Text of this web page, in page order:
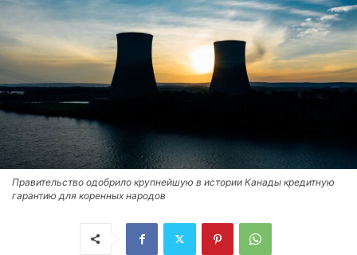
Правительство одобрило крупнейшую в истории Канады кредитную
гарантию для коренных народов